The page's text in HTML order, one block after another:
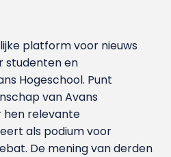
platform voor nieuws
studenten en
Hoge­school. Punt
van Avans
hen relevante
als podium voor
De mening van derden